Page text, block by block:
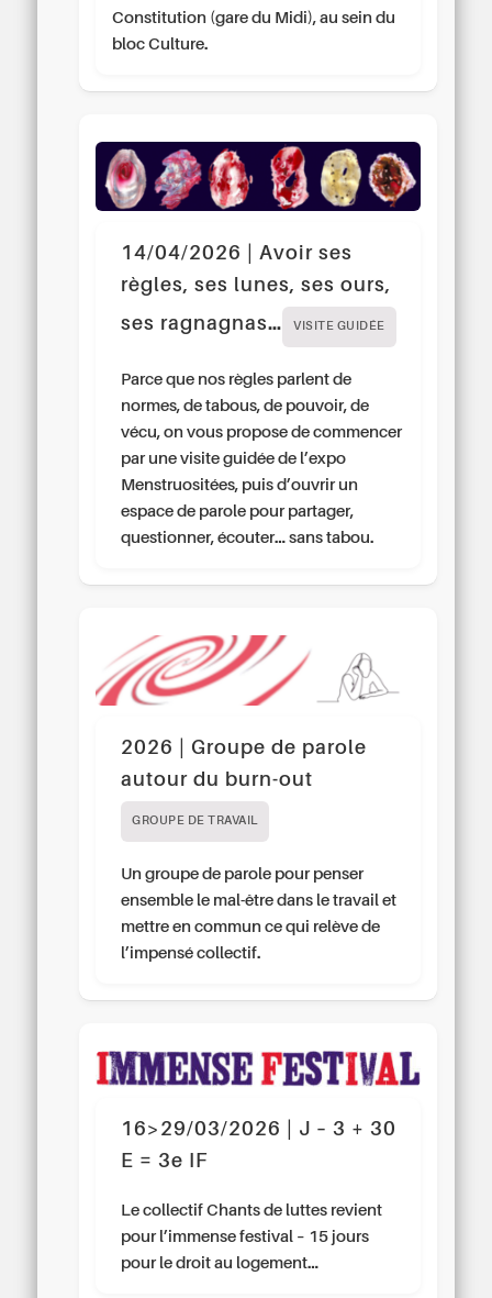
Constitution (gare du Midi), au sein du
bloc Culture.
14/04/2026 | Avoir ses
règles, ses lunes, ses ours,
ses ragnagnas…
VISITE GUIDÉE
Parce que nos règles parlent de
normes, de tabous, de pouvoir, de
vécu, on vous propose de commencer
par une visite guidée de l’expo
Menstruositées, puis d’ouvrir un
espace de parole pour partager,
questionner, écouter… sans tabou.
2026 | Groupe de parole
autour du burn-out
GROUPE DE TRAVAIL
Un groupe de parole pour penser
ensemble le mal-être dans le travail et
mettre en commun ce qui relève de
l’impensé collectif.
16>29/03/2026 | J – 3 + 30
E = 3e IF
Le collectif Chants de luttes revient
pour l’immense festival – 15 jours
pour le droit au logement…